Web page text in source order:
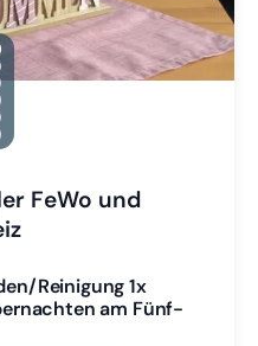
Slide 1 wechseln
Slide 2 wechseln
Slide 3 wechseln
Slide 4 wechseln
Slide 5 wechseln
Slide 6 wechseln
FeWo und
Reinigung 1x
am Fünf-